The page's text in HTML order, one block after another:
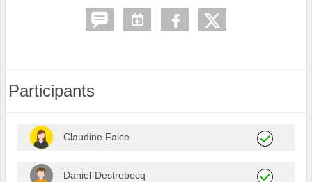
Participants
Claudine Falce
Daniel-Destrebecq